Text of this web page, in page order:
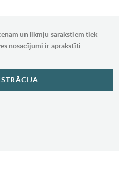
un likmju sarakstiem tiek
nosacījumi ir aprakstīti